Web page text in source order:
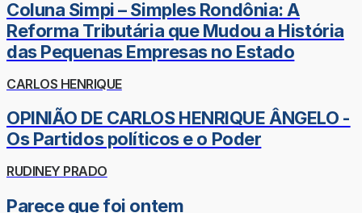
Coluna Simpi – Simples Rondônia: A
Reforma Tributária que Mudou a História
das Pequenas Empresas no Estado
CARLOS HENRIQUE
OPINIÃO DE CARLOS HENRIQUE ÂNGELO -
Os Partidos políticos e o Poder
RUDINEY PRADO
Parece que foi ontem